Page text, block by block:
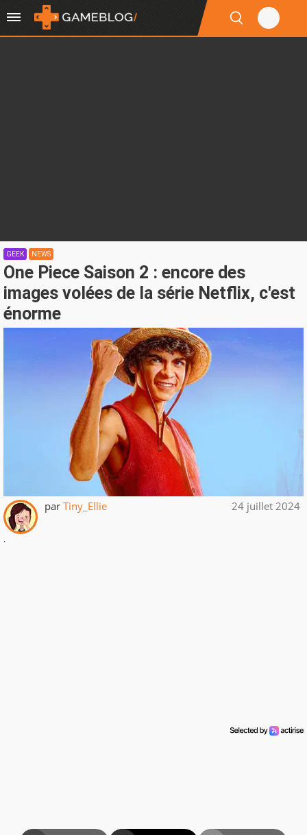
GEEK NEWS
One Piece Saison 2 : encore des
images volées de la série Netflix, c'est
énorme
par Tiny_Ellie 24 juillet 2024
.